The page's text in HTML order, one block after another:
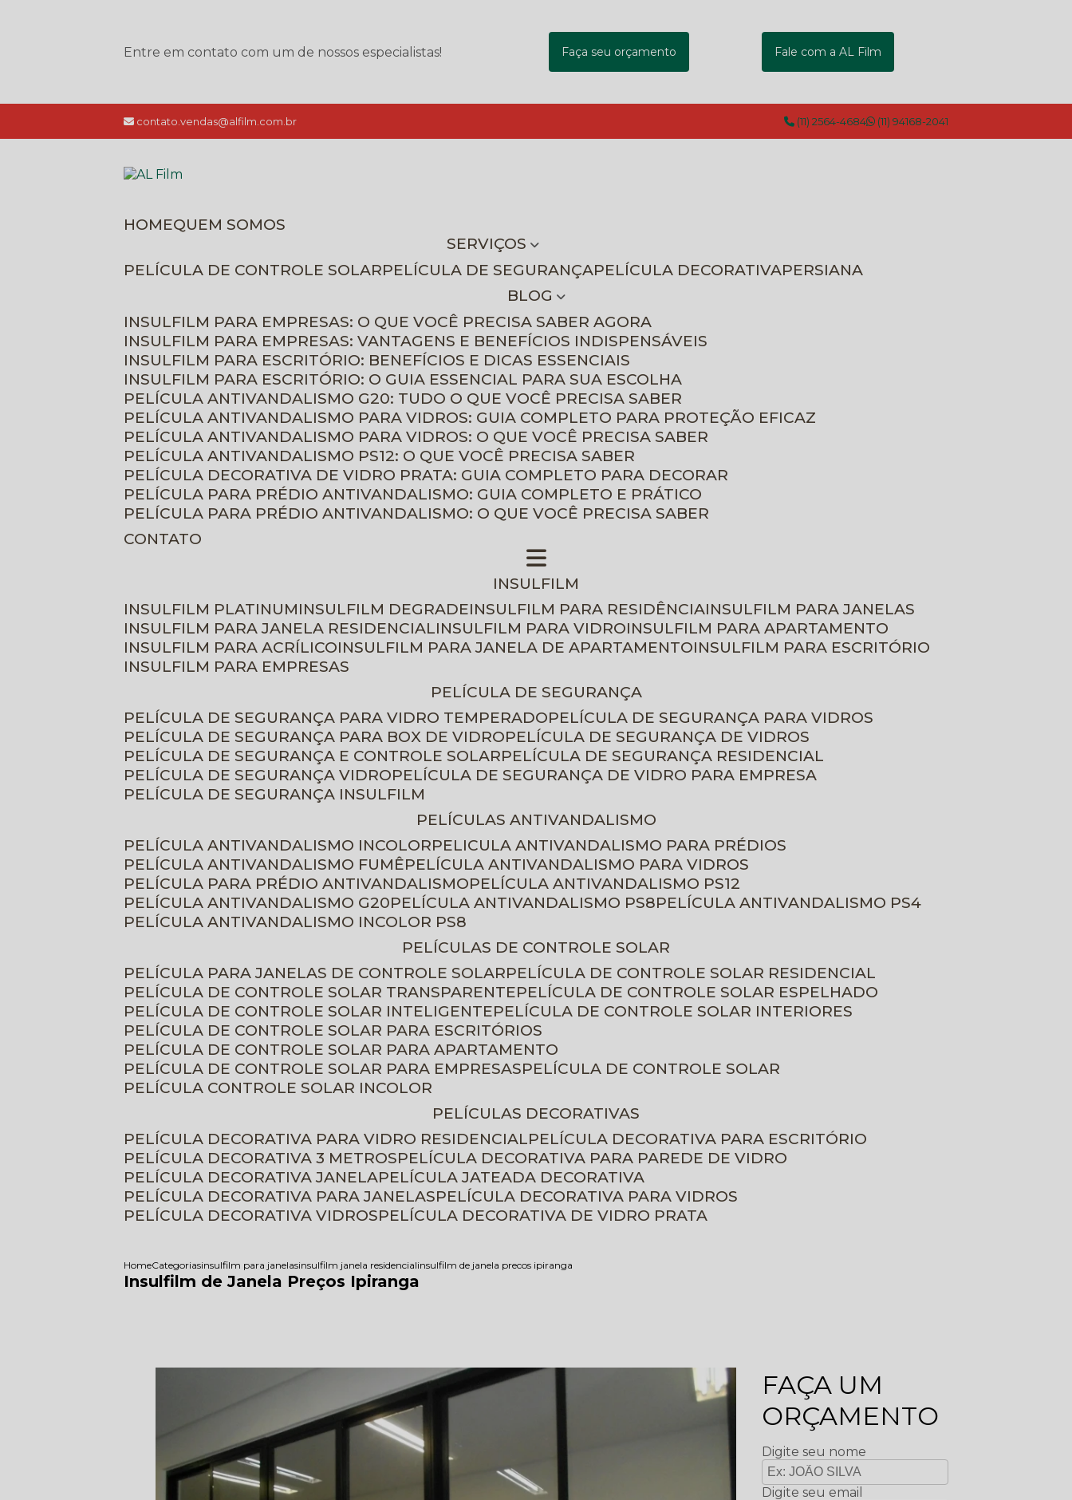
Entre em contato com um de nossos especialistas! Faça seu orçamento Fale com a AL Film
contato.vendas@alfilm.com.br (11) 2564-4684 (11) 94168-2041
HOME
QUEM SOMOS
SERVIÇOS
PELÍCULA DE CONTROLE SOLAR
PELÍCULA DE SEGURANÇA PELÍCULA DECORATIVA
PERSIANA
BLOG
INSULFILM PARA EMPRESAS: O QUE VOCÊ PRECISA SABER AGORA
INSULFILM PARA EMPRESAS: VANTAGENS E BENEFÍCIOS INDISPENSÁVEIS
INSULFILM PARA ESCRITÓRIO: BENEFÍCIOS E DICAS ESSENCIAIS
INSULFILM PARA ESCRITÓRIO: O GUIA ESSENCIAL PARA SUA ESCOLHA
PELÍCULA ANTIVANDALISMO G20: TUDO O QUE VOCÊ PRECISA SABER
PELÍCULA ANTIVANDALISMO PARA VIDROS: GUIA COMPLETO PARA PROTEÇÃO EFICAZ
PELÍCULA ANTIVANDALISMO PARA VIDROS: O QUE VOCÊ PRECISA SABER
PELÍCULA ANTIVANDALISMO PS12: O QUE VOCÊ PRECISA SABER
PELÍCULA DECORATIVA DE VIDRO PRATA: GUIA COMPLETO PARA DECORAR
PELÍCULA PARA PRÉDIO ANTIVANDALISMO: GUIA COMPLETO E PRÁTICO
PELÍCULA PARA PRÉDIO ANTIVANDALISMO: O QUE VOCÊ PRECISA SABER
CONTATO
INSULFILM
INSULFILM PLATINUM INSULFILM DEGRADE INSULFILM PARA RESIDÊNCIA INSULFILM PARA JANELAS
INSULFILM PARA JANELA RESIDENCIAL INSULFILM PARA VIDRO INSULFILM PARA APARTAMENTO
INSULFILM PARA ACRÍLICO INSULFILM PARA JANELA DE APARTAMENTO INSULFILM PARA ESCRITÓRIO
INSULFILM PARA EMPRESAS
PELÍCULA DE SEGURANÇA
PELÍCULA DE SEGURANÇA PARA VIDRO TEMPERADO
PELÍCULA DE SEGURANÇA PARA VIDROS
PELÍCULA DE SEGURANÇA PARA BOX DE VIDRO
PELÍCULA DE SEGURANÇA DE VIDROS
PELÍCULA DE SEGURANÇA E CONTROLE SOLAR
PELÍCULA DE SEGURANÇA RESIDENCIAL
PELÍCULA DE SEGURANÇA VIDRO
PELÍCULA DE SEGURANÇA DE VIDRO PARA EMPRESA
PELÍCULA DE SEGURANÇA INSULFILM
PELÍCULAS ANTIVANDALISMO
PELÍCULA ANTIVANDALISMO INCOLOR
PELICULA ANTIVANDALISMO PARA PRÉDIOS
PELÍCULA ANTIVANDALISMO FUMÊ
PELÍCULA ANTIVANDALISMO PARA VIDROS
PELÍCULA PARA PRÉDIO ANTIVANDALISMO
PELÍCULA ANTIVANDALISMO PS12
PELÍCULA ANTIVANDALISMO G20
PELÍCULA ANTIVANDALISMO PS8
PELÍCULA ANTIVANDALISMO PS4
PELÍCULA ANTIVANDALISMO INCOLOR PS8
PELÍCULAS DE CONTROLE SOLAR
PELÍCULA PARA JANELAS DE CONTROLE SOLAR
PELÍCULA DE CONTROLE SOLAR RESIDENCIAL
PELÍCULA DE CONTROLE SOLAR TRANSPARENTE
PELÍCULA DE CONTROLE SOLAR ESPELHADO
PELÍCULA DE CONTROLE SOLAR INTELIGENTE
PELÍCULA DE CONTROLE SOLAR INTERIORES
PELÍCULA DE CONTROLE SOLAR PARA ESCRITÓRIOS
PELÍCULA DE CONTROLE SOLAR PARA APARTAMENTO
PELÍCULA DE CONTROLE SOLAR PARA EMPRESAS
PELÍCULA DE CONTROLE SOLAR
PELÍCULA CONTROLE SOLAR INCOLOR
PELÍCULAS DECORATIVAS
PELÍCULA DECORATIVA PARA VIDRO RESIDENCIAL
PELÍCULA DECORATIVA PARA ESCRITÓRIO
PELÍCULA DECORATIVA 3 METROS
PELÍCULA DECORATIVA PARA PAREDE DE VIDRO
PELÍCULA DECORATIVA JANELA
PELÍCULA JATEADA DECORATIVA
PELÍCULA DECORATIVA PARA JANELAS
PELÍCULA DECORATIVA PARA VIDROS
PELÍCULA DECORATIVA VIDROS
PELÍCULA DECORATIVA DE VIDRO PRATA
HomeCategoriasinsulfilm para janelasinsulfilm janela residencialinsulfilm de janela precos ipiranga
Insulfilm de Janela Preços Ipiranga
FAÇA UM
ORÇAMENTO
Digite seu nome
Digite seu email